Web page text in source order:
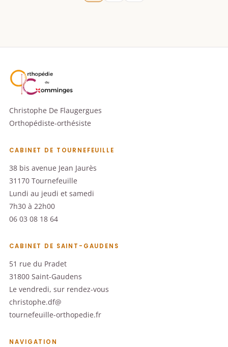
Christophe De Flaugergues
Orthopédiste-orthésiste
CABINET DE TOURNEFEUILLE
38 bis avenue Jean Jaurès
31170 Tournefeuille
Lundi au jeudi et samedi
7h30 à 22h00
06 03 08 18 64
CABINET DE SAINT-GAUDENS
51 rue du Pradet
31800 Saint-Gaudens
Le vendredi, sur rendez-vous
christophe.df@
tournefeuille-orthopedie.fr
NAVIGATION